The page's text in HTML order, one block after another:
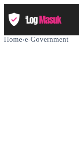
Home›e-Government